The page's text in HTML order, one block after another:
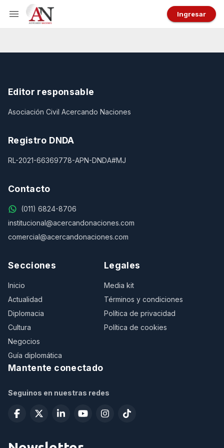
Ingresar
Editor responsable
Asociación Civil Acercando Naciones
Registro DNDA
RL-2021-66369778-APN-DNDA#MJ
Contacto
(011) 6824-8706
institucional@acercandonaciones.com
comercial@acercandonaciones.com
Secciones
Inicio
Actualidad
Diplomacia
Cultura
Negocios
Guía diplomática
Legales
Media kit
Términos y condiciones
Política de privacidad
Política de cookies
Mantente conectado
Seguinos en nuestras redes